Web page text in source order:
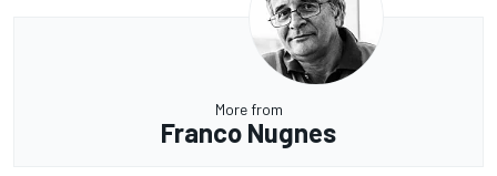
More from
Franco Nugnes